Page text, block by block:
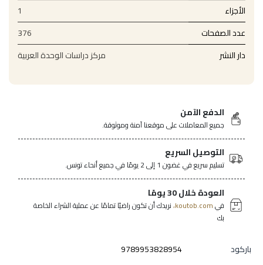
الأجزاء
1
عدد الصفحات
376
دار النشر
مركز دراسات الوحدة العربية
الدفع الآمن
جميع المعاملات على موقعنا آمنة وموثوقة.
التوصيل السريع
تسليم سريع في غضون 1 إلى 2 يومًا في جميع أنحاء تونس.
العودة خلال 30 يومًا
فيkoutob.com، نريدك أن تكون راضيًا تمامًا عن عملية الشراء الخاصة
بك
باركود 9789953828954